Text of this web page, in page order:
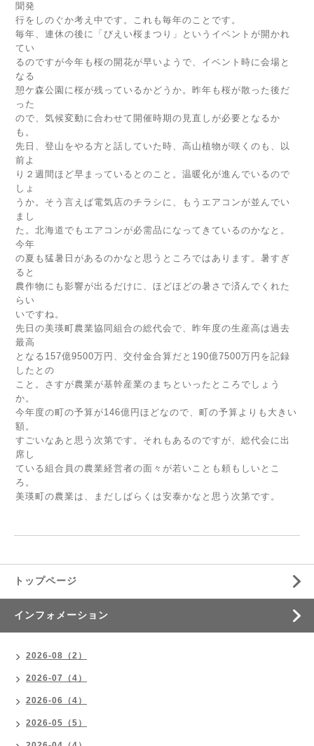
聞発
行をしのぐか考え中です。これも毎年のことです。
毎年、連休の後に「びえい桜まつり」というイベントが開かれ
てい
るのですが今年も桜の開花が早いようで、イベント時に会場と
なる
憩ケ森公園に桜が残っているかどうか。昨年も桜が散った後だ
った
ので、気候変動に合わせて開催時期の見直しが必要となるか
も。
先日、登山をやる方と話していた時、高山植物が咲くのも、以
前よ
り２週間ほど早まっているとのこと。温暖化が進んでいるので
しょ
うか。そう言えば電気店のチラシに、もうエアコンが並んでい
まし
た。北海道でもエアコンが必需品になってきているのかなと。
今年
の夏も猛暑日があるのかなと思うところではあります。暑すぎ
ると
農作物にも影響が出るだけに、ほどほどの暑さで済んでくれた
らい
いですね。
先日の美瑛町農業協同組合の総代会で、昨年度の生産高は過去
最高
となる157億9500万円、交付金合算だと190億7500万円を記録
したとの
こと。さすが農業が基幹産業のまちといったところでしょう
か。
今年度の町の予算が146億円ほどなので、町の予算よりも大きい
額。
すごいなあと思う次第です。それもあるのですが、総代会に出
席し
ている組合員の農業経営者の面々が若いことも頼もしいとこ
ろ。
美瑛町の農業は、まだしばらくは安泰かなと思う次第です。
トップページ
インフォメーション
2026-08（2）
2026-07（4）
2026-06（4）
2026-05（5）